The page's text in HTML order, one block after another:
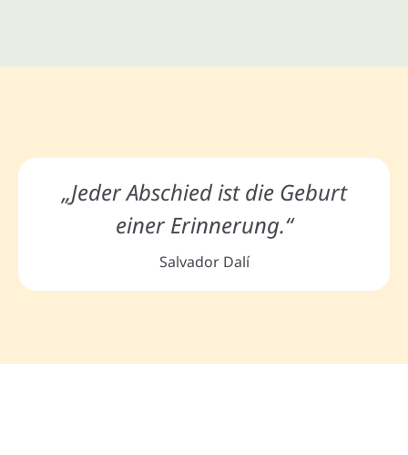
„Jeder Abschied ist die Geburt
einer Erinnerung.“
Salvador Dalí